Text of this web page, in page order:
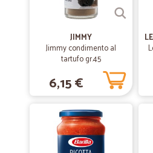
JIMMY
Jimmy condimento al
tartufo gr.45
6,15 €